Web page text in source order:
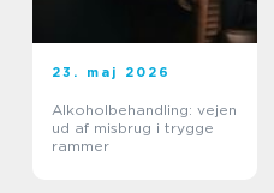
23. maj 2026
Alkoholbehandling: vejen
ud af misbrug i trygge
rammer